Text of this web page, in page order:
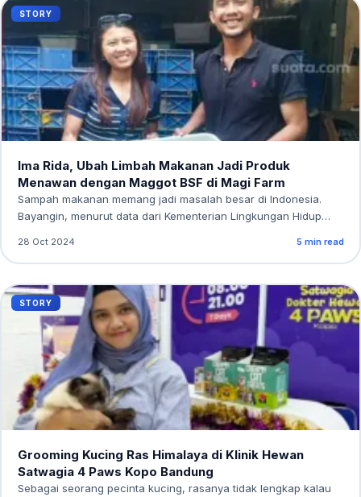
STORY
Ima Rida, Ubah Limbah Makanan Jadi Produk
Menawan dengan Maggot BSF di Magi Farm
Sampah makanan memang jadi masalah besar di Indonesia.
Bayangin, menurut data dari Kementerian Lingkungan Hidup…
28 Oct 2024 5 min read
STORY
Grooming Kucing Ras Himalaya di Klinik Hewan
Satwagia 4 Paws Kopo Bandung
Sebagai seorang pecinta kucing, rasanya tidak lengkap kalau